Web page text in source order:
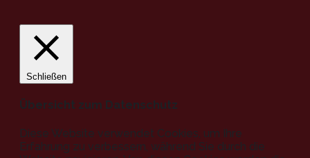
Schließen
Übersicht zum Datenschutz
Diese Website verwendet Cookies, um Ihre
Erfahrung zu verbessern, während Sie durch die